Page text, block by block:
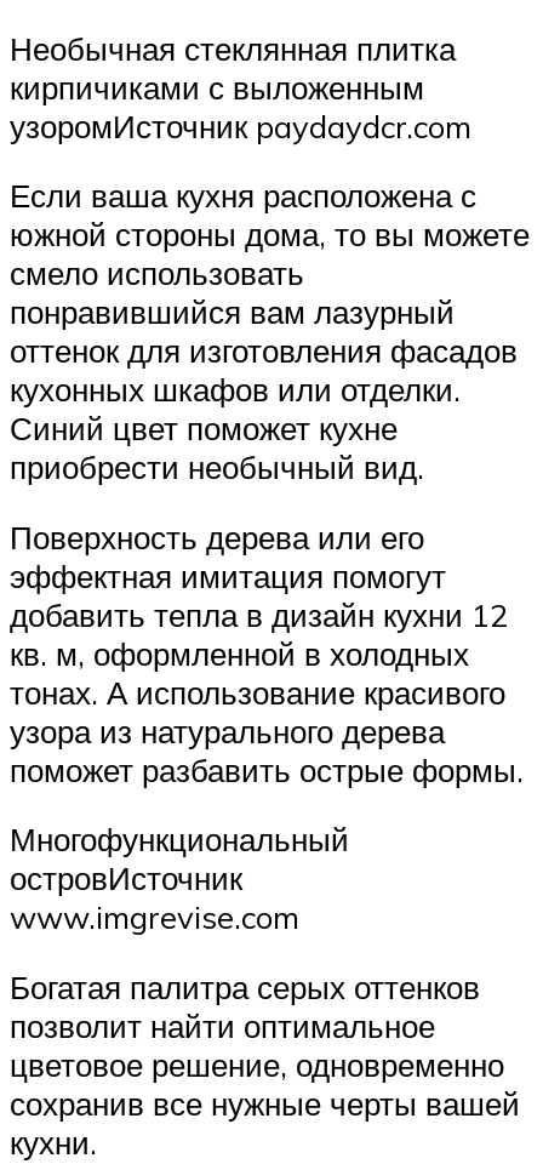
Необычная стеклянная плитка
кирпичиками с выложенным
узоромИсточник paydaydcr.com
Если ваша кухня расположена с
южной стороны дома, то вы можете
смело использовать
понравившийся вам лазурный
оттенок для изготовления фасадов
кухонных шкафов или отделки.
Синий цвет поможет кухне
приобрести необычный вид.
Поверхность дерева или его
эффектная имитация помогут
добавить тепла в дизайн кухни 12
кв. м, оформленной в холодных
тонах. А использование красивого
узора из натурального дерева
поможет разбавить острые формы.
Многофункциональный
островИсточник
www.imgrevise.com
Богатая палитра серых оттенков
позволит найти оптимальное
цветовое решение, одновременно
сохранив все нужные черты вашей
кухни.